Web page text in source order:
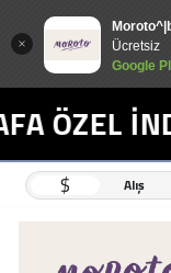
Ücretsiz
Google
ÖZEL
$ Alış